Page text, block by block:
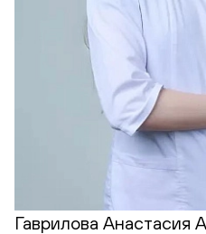
Гаврилова Анастасия